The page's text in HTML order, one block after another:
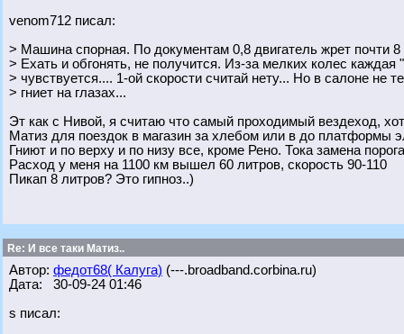
venom712 писал:
> Машина спорная. По документам 0,8 двигатель жрет почти 8
> Ехать и обгонять, не получится. Из-за мелких колес каждая
> чувствуется.... 1-ой скорости считай нету... Но в салоне не
> гниет на глазах...
Эт как с Нивой, я считаю что самый проходимый вездеход,
Матиз для поездок в магазин за хлебом или в до платформы
Гниют и по верху и по низу все, кроме Рено. Тока замена
Расход у меня на 1100 км вышел 60 литров, скорость 90-110
Пикап 8 литров? Это гипноз..)
Re: И все таки Матиз..
Автор: федот68( Калуга) (---.broadband.corbina.ru)
Дата: 30-09-24 01:46
s писал: